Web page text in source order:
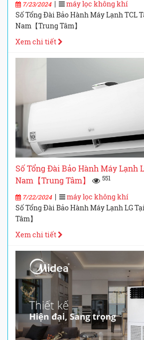
7/23/2024|
máy lọc không khí
Số Tổng Đài Bảo Hành Máy Lạnh TCL
Nam【Trung Tâm】
Xem chi tiết
Số Tổng Đài Bảo Hành Máy Lạnh
Nam【Trung Tâm】
551
7/22/2024|
máy lọc không khí
Số Tổng Đài Bảo Hành Máy Lạnh LG
Tâm】
Xem chi tiết